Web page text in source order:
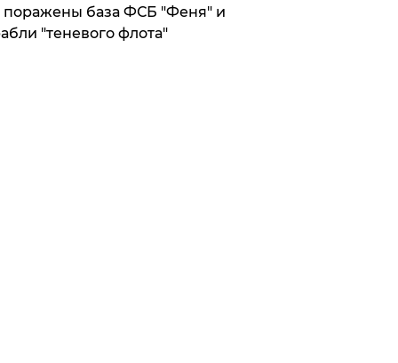
база ФСБ "Феня" и
"теневого флота"